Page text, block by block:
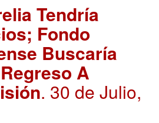
Tendría
Fondo
Buscaría
A
. 30 de Julio,